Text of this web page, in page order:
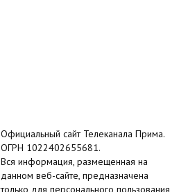
Официальный сайт Телеканала Прима.
ОГРН 1022402655681.
Вся информация, размещенная на
данном веб-сайте, предназначена